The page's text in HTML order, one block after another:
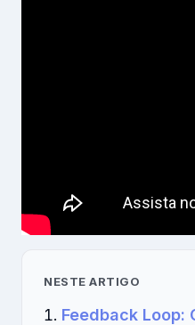
NESTE ARTIGO
Feedback Loop: